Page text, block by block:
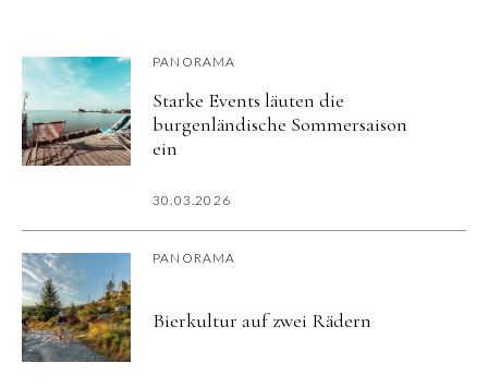
PANORAMA
Starke Events läuten die
burgenländische Sommersaison
ein
30.03.2026
PANORAMA
Bierkultur auf zwei Rädern